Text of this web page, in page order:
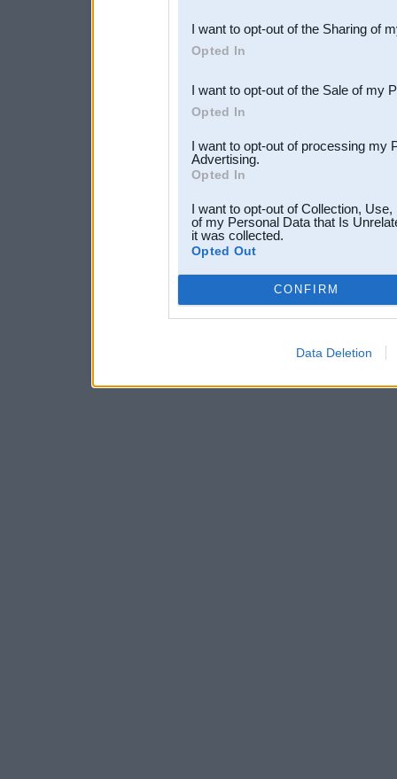
Downstream Participants
third parties.
I want to opt-out of the Sharing of
Opted In
I want to opt-out of the Sale of my
Opted In
I want to opt-out of processing my
Advertising.
Opted In
I want to opt-out of Collection,
of my Personal Data that Is
it was collected.
Opted Out
CONFIRM
Data Deletion